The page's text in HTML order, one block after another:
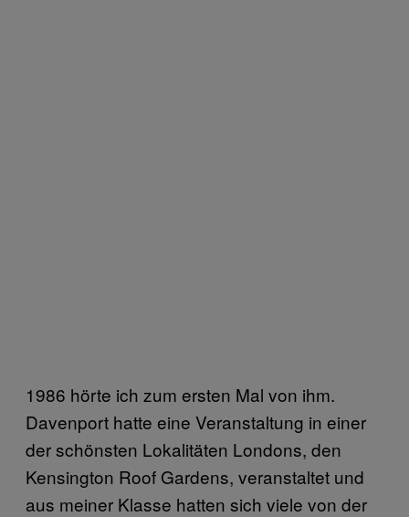
1986 hörte ich zum ersten Mal von ihm.
Davenport hatte eine Veranstaltung in einer
der schönsten Lokalitäten Londons, den
Kensington Roof Gardens, veranstaltet und
aus meiner Klasse hatten sich viele von der